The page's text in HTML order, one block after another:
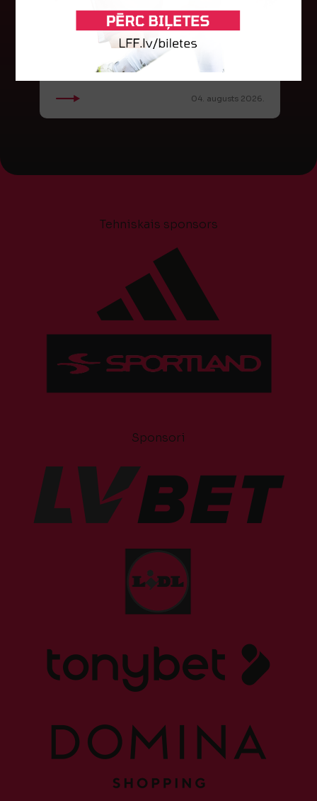
Otrdien Latvijas klubs FK "Auda" aizvadīja UEFA
Konferences līgas kvalifikācijas trešās kārtas
pirmo spēli, savu skatītāju priekšā "Skonto"
stadionā Rīgā ar 1:0 uzveica...
04. augusts 2026.
Tehniskais sponsors
Sponsori